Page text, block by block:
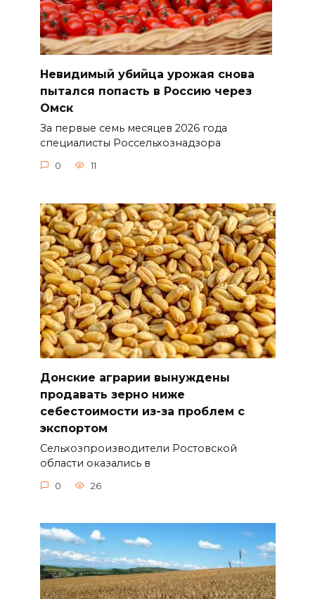
Невидимый убийца урожая снова
пытался попасть в Россию через
Омск
За первые семь месяцев 2026 года
специалисты Россельхознадзора
0 11
Донские аграрии вынуждены
продавать зерно ниже
себестоимости из-за проблем с
экспортом
Сельхозпроизводители Ростовской
области оказались в
0 26